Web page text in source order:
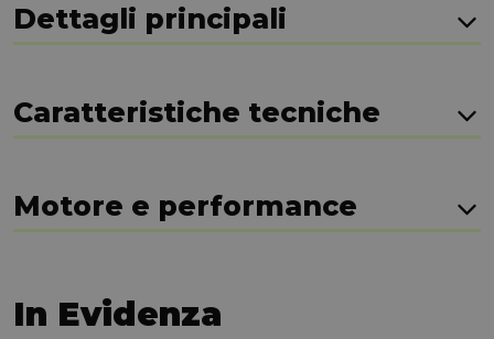
Dettagli principali
Caratteristiche tecniche
Motore e performance
In Evidenza